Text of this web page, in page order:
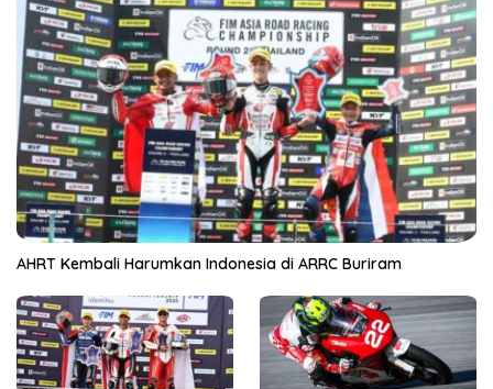
AHRT Kembali Harumkan Indonesia di ARRC Buriram